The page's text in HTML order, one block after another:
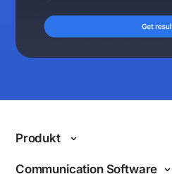
Produkt
Funktionen
Communication Software